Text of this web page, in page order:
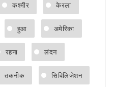
कश्मीर केरला
हुआ अमेरिका
रहना लंदन
तकनीक सिविलिजेशन